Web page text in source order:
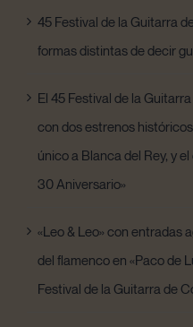
45 Festival de la Guitarra
formas distintas de decir
El 45 Festival de la
con dos estrenos
único a Blanca del Rey, y
30 Aniversario»
«Leo & Leo» con entradas
del flamenco en «Paco de
Festival de la Guitarra de